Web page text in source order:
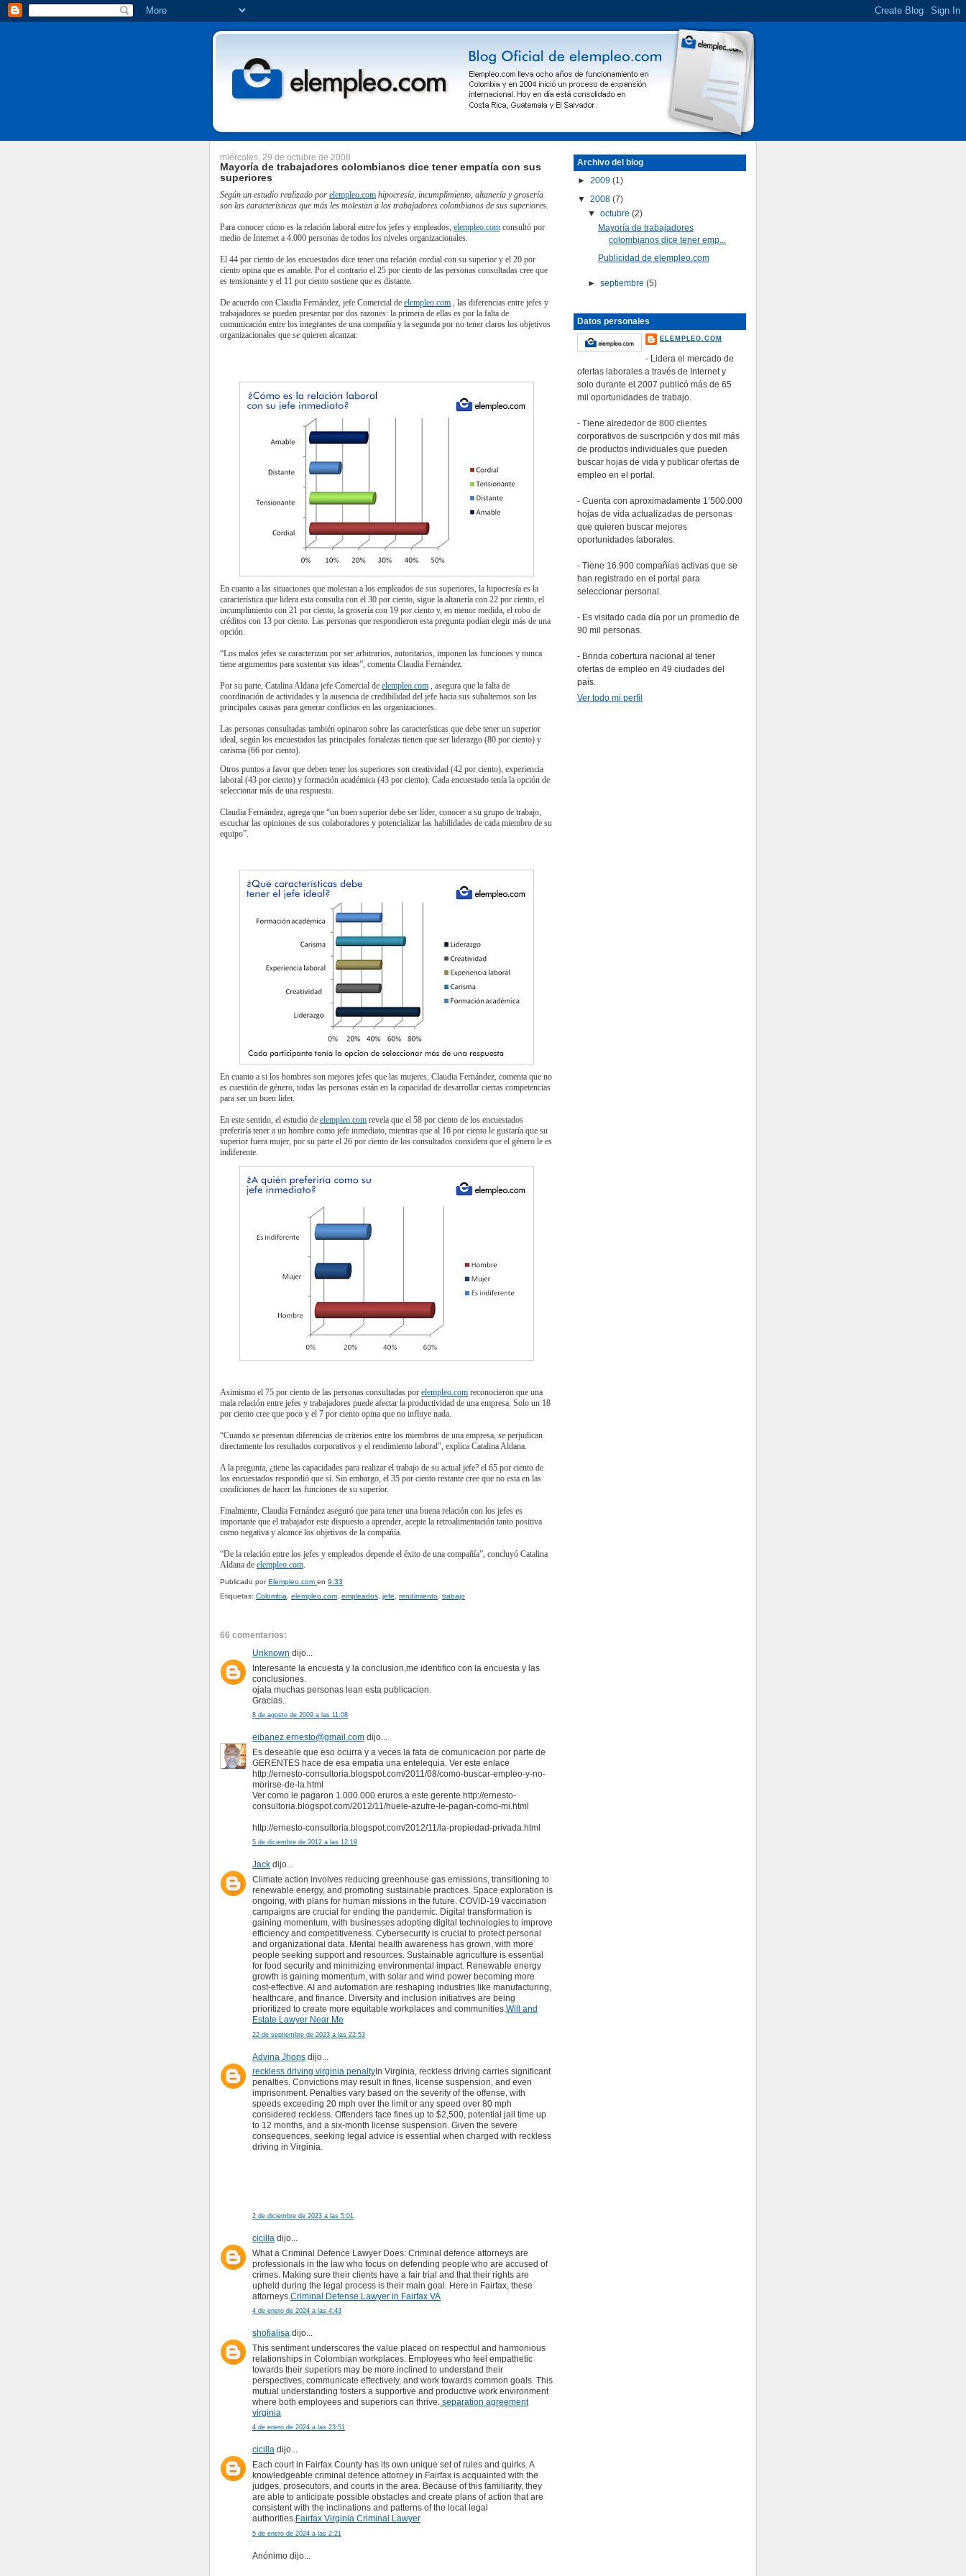
miércoles, 29 de octubre de 2008
Mayoría de trabajadores colombianos dice tener empatía con sus
superiores
Según un estudio realizado por elempleo.com hipocresía, incumplimiento, altanería y grosería
son las características que más les molestan a los trabajadores colombianos de sus superiores.
Para conocer cómo es la relación laboral entre los jefes y empleados, elempleo.com consultó por
medio de Internet a 4.000 personas de todos los niveles organizacionales.
El 44 por ciento de los encuestados dice tener una relación cordial con su superior y el 20 por
ciento opina que es amable. Por el contrario el 25 por ciento de las personas consultadas cree que
es tensionante y el 11 por ciento sostiene que es distante.
De acuerdo con Claudia Fernández, jefe Comercial de elempleo.com , las diferencias entre jefes y
trabajadores se pueden presentar por dos razones: la primera de ellas es por la falta de
comunicación entre los integrantes de una compañía y la segunda por no tener claros los objetivos
organizacionales que se quieren alcanzar.
En cuanto a las situaciones que molestan a los empleados de sus superiores, la hipocresía es la
característica que lidera esta consulta con el 30 por ciento, sigue la altanería con 22 por ciento, el
incumplimiento con 21 por ciento, la grosería con 19 por ciento y, en menor medida, el robo de
créditos con 13 por ciento. Las personas que respondieron esta pregunta podían elegir más de una
opción.
“Los malos jefes se caracterizan por ser arbitrarios, autoritarios, imponen las funciones y nunca
tiene argumentos para sustentar sus ideas”, comenta Claudia Fernández.
Por su parte, Catalina Aldana jefe Comercial de elempleo.com , asegura que la falta de
coordinación de actividades y la ausencia de credibilidad del jefe hacia sus subalternos son las
principales causas para generar conflictos en las organizaciones.
Las personas consultadas también opinaron sobre las características que debe tener un superior
ideal, según los encuestados las principales fortalezas tienen que ser liderazgo (80 por ciento) y
carisma (66 por ciento).
Otros puntos a favor que deben tener los superiores son creatividad (42 por ciento), experiencia
laboral (43 por ciento) y formación académica (43 por ciento). Cada encuestado tenía la opción de
seleccionar más de una respuesta.
Claudia Fernández, agrega que “un buen superior debe ser líder, conocer a su grupo de trabajo,
escuchar las opiniones de sus colaboradores y potencializar las habilidades de cada miembro de su
equipo”.
En cuanto a si los hombres son mejores jefes que las mujeres, Claudia Fernández, comenta que no
es cuestión de género, todas las personas están en la capacidad de desarrollar ciertas competencias
para ser un buen líder.
En este sentido, el estudio de elempleo.com revela que el 58 por ciento de los encuestados
preferiría tener a un hombre como jefe inmediato, mientras que al 16 por ciento le gustaría que su
superior fuera mujer, por su parte el 26 por ciento de los consultados considera que el género le es
indiferente.
Asimismo el 75 por ciento de las personas consultadas por elempleo.com reconocieron que una
mala relación entre jefes y trabajadores puede afectar la productividad de una empresa. Solo un 18
por ciento cree que poco y el 7 por ciento opina que no influye nada.
“Cuando se presentan diferencias de criterios entre los miembros de una empresa, se perjudican
directamente los resultados corporativos y el rendimiento laboral”, explica Catalina Aldana.
A la pregunta, ¿tiene las capacidades para realizar el trabajo de su actual jefe? el 65 por ciento de
los encuestados respondió que sí. Sin embargo, el 35 por ciento restante cree que no esta en las
condiciones de hacer las funciones de su superior.
Finalmente, Claudia Fernández aseguró que para tener una buena relación con los jefes es
importante que el trabajador este dispuesto a aprender, acepte la retroalimentación tanto positiva
como negativa y alcance los objetivos de la compañía.
“De la relación entre los jefes y empleados depende el éxito de una compañía”, concluyó Catalina
Aldana de elempleo.com.
Publicado porElempleo.com en 9:33
Etiquetas: Colombia elempleo.com empleados jefe rendimiento trabajo
66 comentarios:
Unknown dijo...
Interesante la encuesta y la conclusion,me identifico con la encuesta y las
conclusiones.
ojala muchas personas lean esta publicacion.
Gracias..
8 de agosto de 2009 a las 11:08
eibanez.ernesto@gmail.com dijo...
Es deseable que eso ocurra y a veces la fata de comunicacion por parte de
GERENTES hace de esa empatia una entelequia. Ver este enlace
http://ernesto-consultoria.blogspot.com/2011/08/como-buscar-empleo-y-no-
morirse-de-la.html
Ver como le pagaron 1.000.000 eruros a este gerente http://ernesto-
consultoria.blogspot.com/2012/11/huele-azufre-le-pagan-como-mi.html
http://ernesto-consultoria.blogspot.com/2012/11/la-propiedad-privada.html
5 de diciembre de 2012 a las 12:19
Jack dijo...
Climate action involves reducing greenhouse gas emissions, transitioning to
renewable energy, and promoting sustainable practices. Space exploration is
ongoing, with plans for human missions in the future. COVID-19 vaccination
campaigns are crucial for ending the pandemic. Digital transformation is
gaining momentum, with businesses adopting digital technologies to improve
efficiency and competitiveness. Cybersecurity is crucial to protect personal
and organizational data. Mental health awareness has grown, with more
people seeking support and resources. Sustainable agriculture is essential
for food security and minimizing environmental impact. Renewable energy
growth is gaining momentum, with solar and wind power becoming more
cost-effective. AI and automation are reshaping industries like manufacturing,
healthcare, and finance. Diversity and inclusion initiatives are being
prioritized to create more equitable workplaces and communities. Will and
Estate Lawyer Near Me
22 de septiembre de 2023 a las 22:53
Advina Jhons dijo...
reckless driving virginia penalty In Virginia, reckless driving carries significant
penalties. Convictions may result in fines, license suspension, and even
imprisonment. Penalties vary based on the severity of the offense, with
speeds exceeding 20 mph over the limit or any speed over 80 mph
considered reckless. Offenders face fines up to $2,500, potential jail time up
to 12 months, and a six-month license suspension. Given the severe
consequences, seeking legal advice is essential when charged with reckless
driving in Virginia.
2 de diciembre de 2023 a las 5:01
cicilla dijo...
What a Criminal Defence Lawyer Does: Criminal defence attorneys are
professionals in the law who focus on defending people who are accused of
crimes. Making sure their clients have a fair trial and that their rights are
upheld during the legal process is their main goal. Here in Fairfax, these
attorneys. Criminal Defense Lawyer in Fairfax VA
4 de enero de 2024 a las 4:43
shofialisa dijo...
This sentiment underscores the value placed on respectful and harmonious
relationships in Colombian workplaces. Employees who feel empathetic
towards their superiors may be more inclined to understand their
perspectives, communicate effectively, and work towards common goals. This
mutual understanding fosters a supportive and productive work environment
where both employees and superiors can thrive. separation agreement
virginia
4 de enero de 2024 a las 23:51
cicilla dijo...
Each court in Fairfax County has its own unique set of rules and quirks. A
knowledgeable criminal defence attorney in Fairfax is acquainted with the
judges, prosecutors, and courts in the area. Because of this familiarity, they
are able to anticipate possible obstacles and create plans of action that are
consistent with the inclinations and patterns of the local legal
authorities. Fairfax Virginia Criminal Lawyer
5 de enero de 2024 a las 2:21
Anónimo dijo...
Archivo del blog
► 2009 (1)
▼ 2008 (7)
▼ octubre (2)
Mayoría de trabajadores
colombianos dice tener emp...
Publicidad de elempleo.com
► septiembre (5)
Datos personales
ELEMPLEO.COM
- Lidera el mercado de
ofertas laborales a través de Internet y
solo durante el 2007 publicó más de 65
mil oportunidades de trabajo.
- Tiene alrededor de 800 clientes
corporativos de suscripción y dos mil más
de productos individuales que pueden
buscar hojas de vida y publicar ofertas de
empleo en el portal.
- Cuenta con aproximadamente 1’500.000
hojas de vida actualizadas de personas
que quieren buscar mejores
oportunidades laborales.
- Tiene 16.900 compañías activas que se
han registrado en el portal para
seleccionar personal.
- Es visitado cada día por un promedio de
90 mil personas.
- Brinda cobertura nacional al tener
ofertas de empleo en 49 ciudades del
país.
Ver todo mi perfil